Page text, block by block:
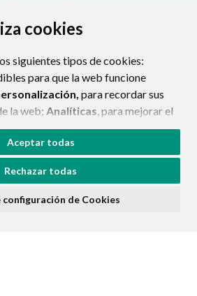
cookies
siguientes tipos de cookies:
para que la web funcione
para recordar sus
la web; Analíticas, para mejorar el
y sus servicios.
botón“Aceptar todas”
su uso. Si pulsa el botón
las cookies técnicas
Aceptar todas
Rechazar todas
configuración de Cookies
DE DATOS
DE COOKIES